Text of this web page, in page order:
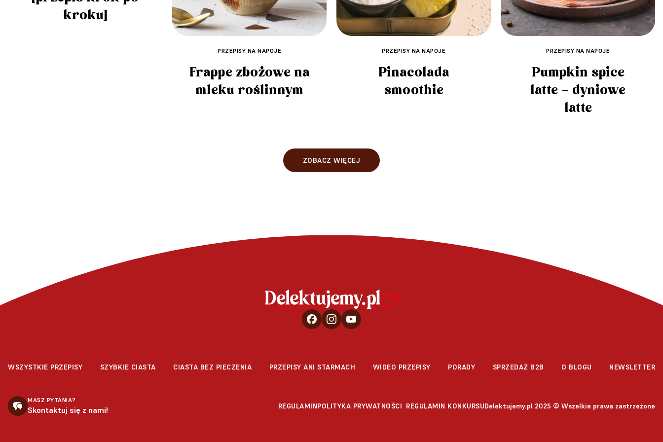
kroku]
PRZEPISY NA NAPOJE
Frappe zbożowe na
mleku roślinnym
PRZEPISY NA NAPOJE
Pinacolada
smoothie
PRZEPISY NA NAPOJE
Pumpkin spice
latte – dyniowe
latte
ZOBACZ WIĘCEJ
WSZYSTKIE PRZEPISY SZYBKIE CIASTA CIASTA BEZ PIECZENIA PRZEPISY ANI STARMACH WIDEO PRZEPISY PORADY SPRZEDAŻ B2B O BLOGU NEWSLETTER
MASZ PYTANIA?
Skontaktuj się z nami! REGULAMINPOLITYKA PRYWATNOŚCI REGULAMIN KONKURSUDelektujemy.pl 2025 © Wszelkie prawa zastrzeżone